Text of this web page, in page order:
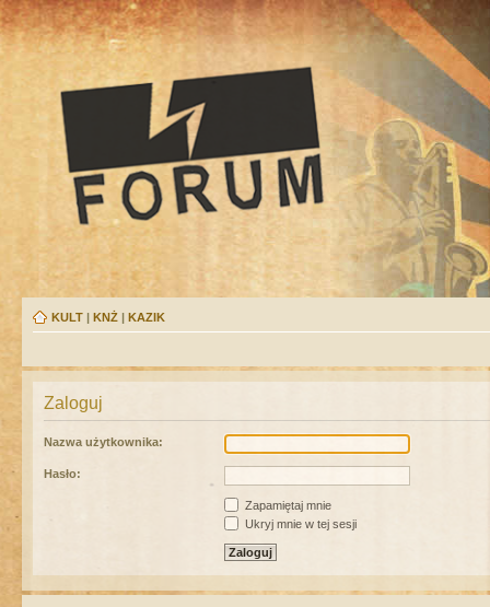
KULT | KNŻ | KAZIK
Zaloguj
Nazwa użytkownika:
Hasło:
Zapamiętaj mnie
Ukryj mnie w tej sesji